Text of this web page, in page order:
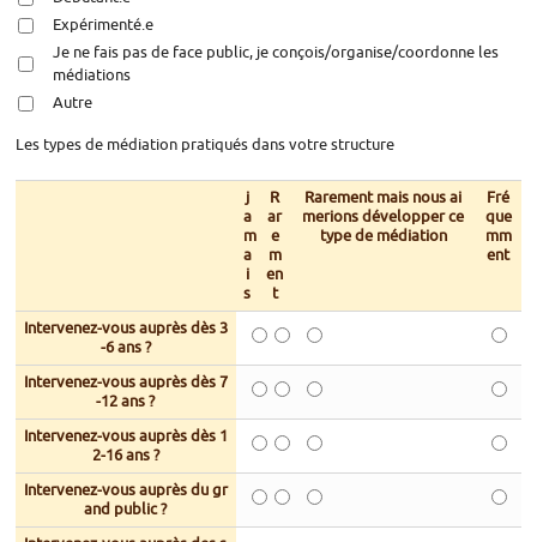
Expérimenté.e
Je ne fais pas de face public, je conçois/organise/coordonne les
médiations
Autre
Les types de médiation pratiqués dans votre structure
j
a
m
a
i
s
R
ar
e
m
en
t
Rarement mais nous ai
merions développer ce
type de médiation
Fré
que
mm
ent
Intervenez-vous auprès dès 3
-6 ans ?
Intervenez-vous auprès dès 7
-12 ans ?
Intervenez-vous auprès dès 1
2-16 ans ?
Intervenez-vous auprès du gr
and public ?